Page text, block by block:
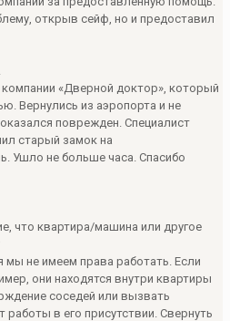
открыв сейф, но и предоставил
«Дверной доктор», который
Вернулись из аэропорта и не
поврежден. Специалист
старый замок на
Ушло не больше часа. Спасибо
что квартира/машина или другое
мы не имеем права работать. Если
они находятся внутри квартиры
соседей или вызвать
в его присутствии. Свернуть